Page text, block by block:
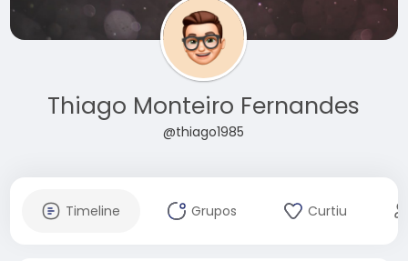
Thiago Monteiro Fernandes
@thiago1985
Timeline Grupos Curtiu